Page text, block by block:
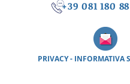
+39 081 180
PRIVACY - INFORMATIVA